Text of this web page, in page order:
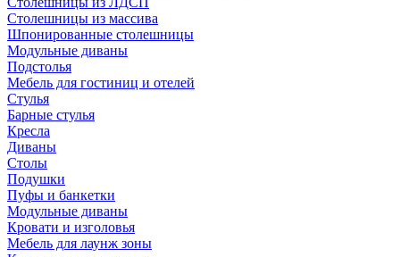
Столешницы из массива
Шпонированные столешницы
Модульные диваны
Подстолья
Мебель для гостиниц и отелей
Стулья
Барные стулья
Кресла
Диваны
Столы
Подушки
Пуфы и банкетки
Модульные диваны
Кровати и изголовья
Мебель для лаунж зоны